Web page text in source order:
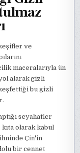
ve
maceralarıyla ün
alarak gizli
bu gizli
seyahatler
olarak kabul
Çin'in
bir cennet